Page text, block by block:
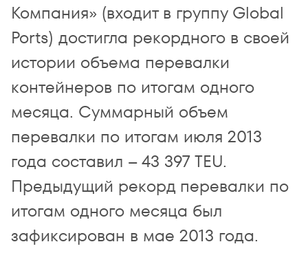
Компания» (входит в группу Global
Ports) достигла рекордного в своей
истории объема перевалки
контейнеров по итогам одного
месяца. Суммарный объем
перевалки по итогам июля 2013
года составил – 43 397 TEU.
Предыдущий рекорд перевалки по
итогам одного месяца был
зафиксирован в мае 2013 года.